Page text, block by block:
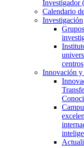
Investigador
Calendario
Investigación
centros
Innovación y